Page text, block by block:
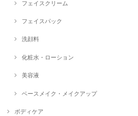
フェイスクリーム
フェイスパック
洗顔料
化粧水・ローション
美容液
ベースメイク・メイクアップ
ボディケア